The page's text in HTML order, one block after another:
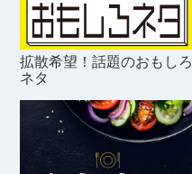
拡散希望！話題のおもしろ
ネタ